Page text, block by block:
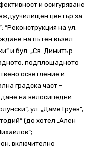
и осигуряване
център за
на ул.
на пътен възел
и бул. „Св. Димитър
подплощадното
осветление и
градска част –
на велосипедни
ул. „Даме Груев“,
(до хотел „Ален
включително